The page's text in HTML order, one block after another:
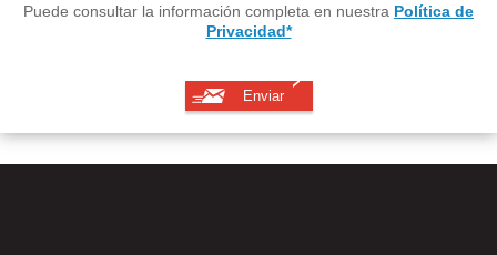
Puede consultar la información completa en nuestra Política de
Privacidad*